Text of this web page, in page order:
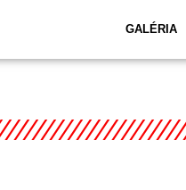
GALÉRIA